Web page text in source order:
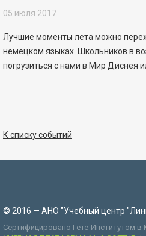
05 июля 2017
Лучшие моменты лета можно
немецком языках. Школьников в
погрузиться с нами в Мир Диснея
К списку событий
© 2016 — АНО "Учебный центр
Сертифицировано Гёте-Институтом в